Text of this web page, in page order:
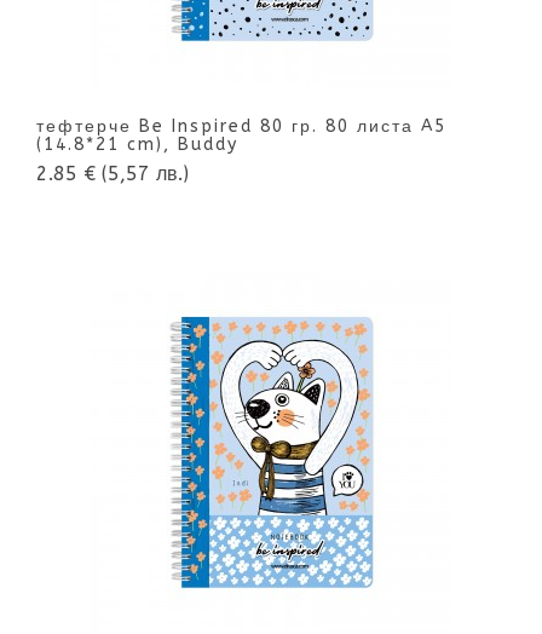
тефтерче Be Inspired 80 гр. 80 листа A5
(14.8*21 cm), Buddy
2.85 € (5,57 лв.)